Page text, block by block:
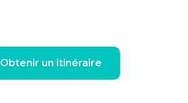
Obtenir un itinéraire